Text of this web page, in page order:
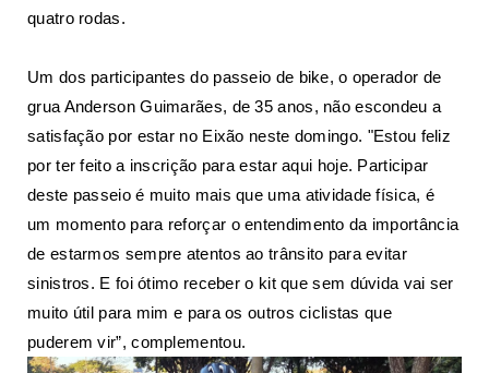
quatro rodas.
Um dos participantes do passeio de bike, o operador de
grua Anderson Guimarães, de 35 anos, não escondeu a
satisfação por estar no Eixão neste domingo. "Estou feliz
por ter feito a inscrição para estar aqui hoje. Participar
deste passeio é muito mais que uma atividade física, é
um momento para reforçar o entendimento da importância
de estarmos sempre atentos ao trânsito para evitar
sinistros. E foi ótimo receber o kit que sem dúvida vai ser
muito útil para mim e para os outros ciclistas que
puderem vir”, complementou.